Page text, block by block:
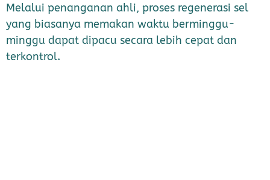
Melalui penanganan ahli, proses regenerasi sel
yang biasanya memakan waktu berminggu-
minggu dapat dipacu secara lebih cepat dan
terkontrol.